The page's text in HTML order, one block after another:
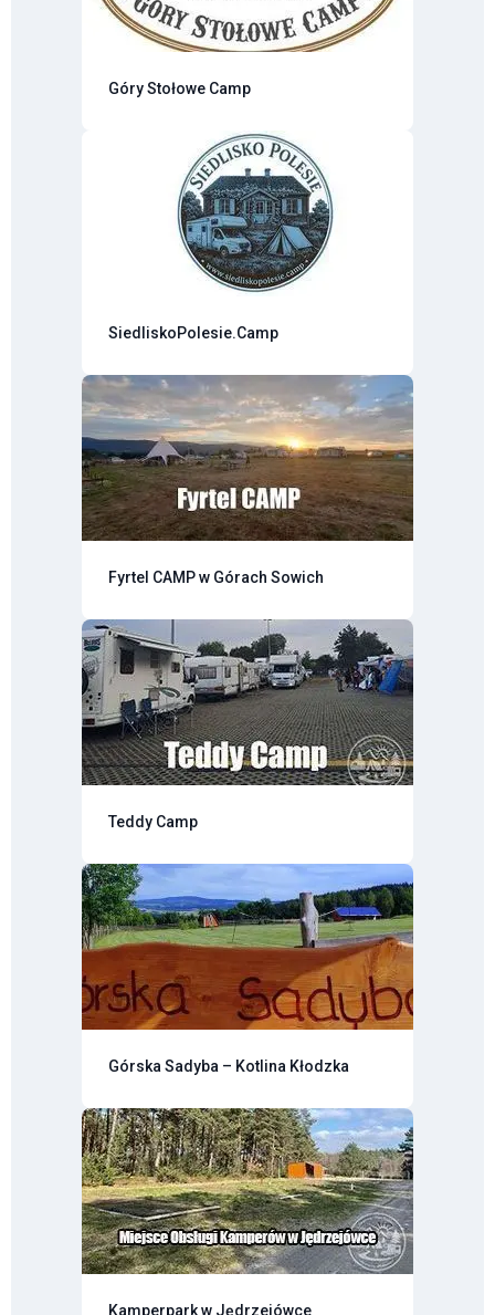
Góry Stołowe Camp
SiedliskoPolesie.Camp
Fyrtel CAMP w Górach Sowich
Teddy Camp
Górska Sadyba – Kotlina Kłodzka
Kamperpark w Jędrzejówce